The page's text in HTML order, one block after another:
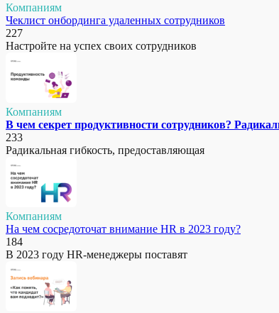
Компаниям
Чеклист онбординга удаленных сотрудников
227
Настройте на успех своих сотрудников
Компаниям
В чем секрет продуктивности сотрудников?
233
Радикальная гибкость, предоставляющая
Компаниям
На чем сосредоточат внимание HR в 2023 году?
184
В 2023 году HR-менеджеры поставят